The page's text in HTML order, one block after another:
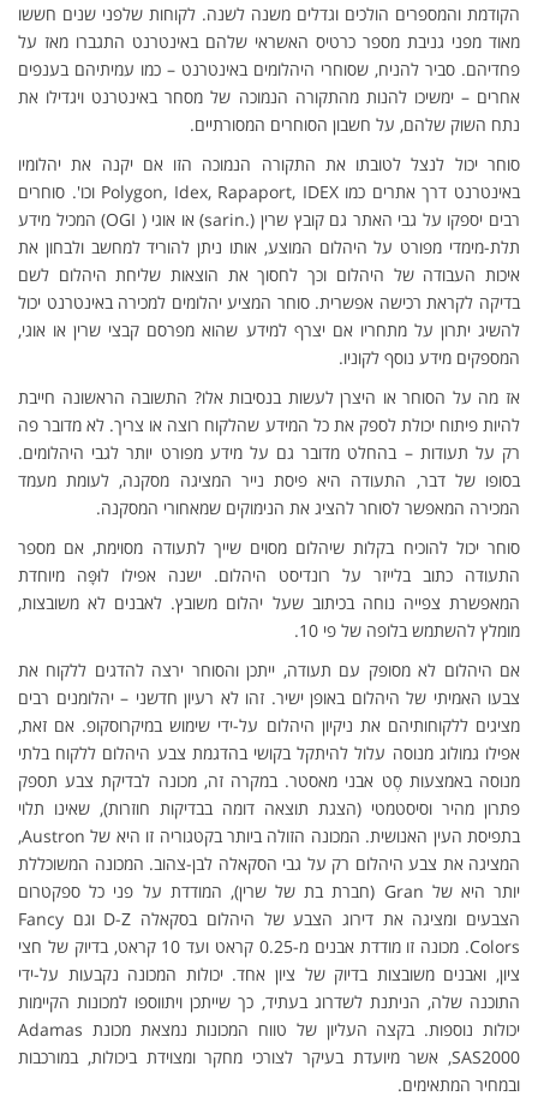
הקודמת והמספרים הולכים וגדלים משנה לשנה. לקוחות שלפני שנים חששו
מאוד מפני גניבת מספר כרטיס האשראי שלהם באינטרנט התגברו מאז על
פחדיהם. סביר להניח, שסוחרי היהלומים באינטרנט – כמו עמיתיהם בענפים
אחרים – ימשיכו להנות מהתקורה הנמוכה של מסחר באינטרנט ויגדילו את
נתח השוק שלהם, על חשבון הסוחרים המסורתיים.
סוחר יכול לנצל לטובתו את התקורה הנמוכה הזו אם יקנה את יהלומיו
באינטרנט דרך אתרים כמו Polygon, Idex, Rapaport, IDEX וכו'. סוחרים
רבים יספקו על גבי האתר גם קובץ שרין (.sarin) או אוגי ( OGI) המכיל מידע
תלת-מימדי מפורט על היהלום המוצע, אותו ניתן להוריד למחשב ולבחון את
איכות העבודה של היהלום וכך לחסוך את הוצאות שליחת היהלום לשם
בדיקה לקראת רכישה אפשרית. סוחר המציע יהלומים למכירה באינטרנט יכול
להשיג יתרון על מתחריו אם יצרף למידע שהוא מפרסם קבצי שרין או אוגי,
המספקים מידע נוסף לקוניו.
אז מה על הסוחר או היצרן לעשות בנסיבות אלו? התשובה הראשונה חייבת
להיות פיתוח יכולת לספק את כל המידע שהלקוח רוצה או צריך. לא מדובר פה
רק על תעודות – בהחלט מדובר גם על מידע מפורט יותר לגבי היהלומים.
בסופו של דבר, התעודה היא פיסת נייר המציגה מסקנה, לעומת מעמד
המכירה המאפשר לסוחר להציג את הנימוקים שמאחורי המסקנה.
סוחר יכול להוכיח בקלות שיהלום מסוים שייך לתעודה מסוימת, אם מספר
התעודה כתוב בלייזר על רונדיסט היהלום. ישנה אפילו לוּפָּה מיוחדת
המאפשרת צפייה נוחה בכיתוב שעל יהלום משובץ. לאבנים לא משובצות,
מומלץ להשתמש בלופה של פי 10.
אם היהלום לא מסופק עם תעודה, ייתכן והסוחר ירצה להדגים ללקוח את
צבעו האמיתי של היהלום באופן ישיר. זהו לא רעיון חדשני – יהלומנים רבים
מציגים ללקוחותיהם את ניקיון היהלום על-ידי שימוש במיקרוסקופ. אם זאת,
אפילו גמולוג מנוסה עלול להיתקל בקושי בהדגמת צבע היהלום ללקוח בלתי
מנוסה באמצעות סֶט אבני מאסטר. במקרה זה, מכונה לבדיקת צבע תספק
פתרון מהיר וסיסטמטי (הצגת תוצאה דומה בבדיקות חוזרות), שאינו תלוי
בתפיסת העין האנושית. המכונה הזולה ביותר בקטגוריה זו היא של Austron,
המציגה את צבע היהלום רק על גבי הסקאלה לבן-צהוב. המכונה המשוכללת
יותר היא של Gran (חברת בת של שרין), המודדת על פני כל ספקטרום
הצבעים ומציגה את דירוג הצבע של היהלום בסקאלה D-Z וגם Fancy
Colors. מכונה זו מודדת אבנים מ-0.25 קראט ועד 10 קראט, בדיוק של חצי
ציון, ואבנים משובצות בדיוק של ציון אחד. יכולות המכונה נקבעות על-ידי
התוכנה שלה, הניתנת לשדרוג בעתיד, כך שייתכן ויתווספו למכונות הקיימות
יכולות נוספות. בקצה העליון של טווח המכונות נמצאת מכונת Adamas
SAS2000, אשר מיועדת בעיקר לצורכי מחקר ומצוידת ביכולות, במורכבות
ובמחיר המתאימים.